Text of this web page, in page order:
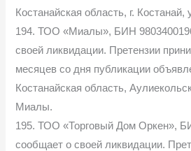
Костанайская область, г.
194. ТОО «Миалы», БИН
своей ликвидации. Претензии
месяцев со дня публикации
Костанайская область,
Миалы.
195. ТОО «Торговый Дом Оркен»,
сообщает о своей ликвидации.